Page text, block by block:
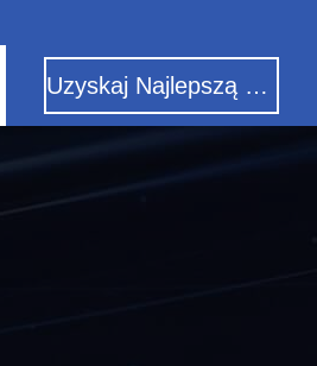
Uzyskaj Najlepszą Cenę